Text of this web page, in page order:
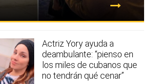
Actriz Yory ayuda a
deambulante: “pienso en
los miles de cubanos que
no tendrán qué cenar”